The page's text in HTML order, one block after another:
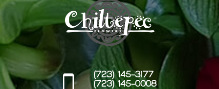
(723) 145-3177
(723) 145-0008